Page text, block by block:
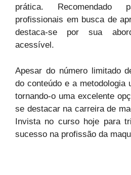
prática. Recomendado
profissionais em busca de
destaca-se por sua
acessível.
Apesar do número limitado
do conteúdo e a metodologia
tornando-o uma excelente
se destacar na carreira de
Invista no curso hoje para
sucesso na profissão da